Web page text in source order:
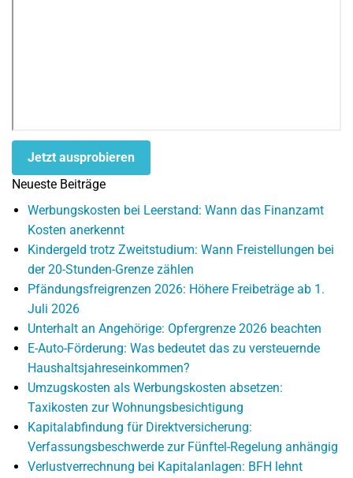
Jetzt ausprobieren
Neueste Beiträge
Werbungskosten bei Leerstand: Wann das Finanzamt
Kosten anerkennt
Kindergeld trotz Zweitstudium: Wann Freistellungen bei
der 20-Stunden-Grenze zählen
Pfändungsfreigrenzen 2026: Höhere Freibeträge ab 1.
Juli 2026
Unterhalt an Angehörige: Opfergrenze 2026 beachten
E-Auto-Förderung: Was bedeutet das zu versteuernde
Haushaltsjahreseinkommen?
Umzugskosten als Werbungskosten absetzen:
Taxikosten zur Wohnungsbesichtigung
Kapitalabfindung für Direktversicherung:
Verfassungsbeschwerde zur Fünftel-Regelung anhängig
Verlustverrechnung bei Kapitalanlagen: BFH lehnt